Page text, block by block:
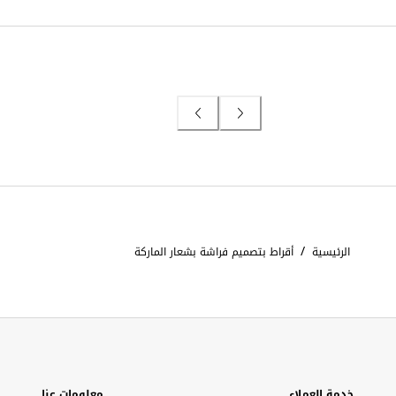
الرئيسية / أقراط بتصميم فراشة بشعار الماركة